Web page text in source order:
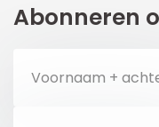
Abonneren